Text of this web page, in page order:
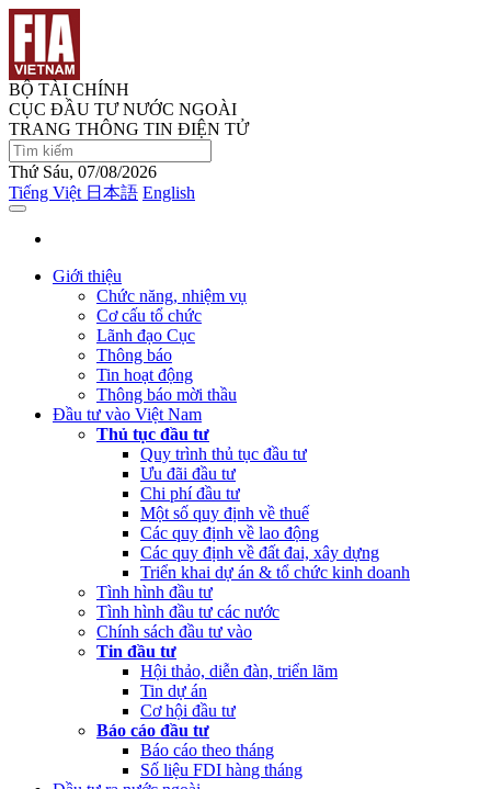
BỘ TÀI CHÍNH
CỤC ĐẦU TƯ NƯỚC NGOÀI
TRANG THÔNG TIN ĐIỆN TỬ
Thứ Sáu, 07/08/2026
Tiếng Việt 日本語 English
Giới thiệu
Chức năng, nhiệm vụ
Cơ cấu tổ chức
Lãnh đạo Cục
Thông báo
Tin hoạt động
Thông báo mời thầu
Đầu tư vào Việt Nam
Thủ tục đầu tư
Quy trình thủ tục đầu tư
Ưu đãi đầu tư
Chi phí đầu tư
Một số quy định về thuế
Các quy định về lao động
Các quy định về đất đai, xây dựng
Triển khai dự án & tổ chức kinh doanh
Tình hình đầu tư
Tình hình đầu tư các nước
Chính sách đầu tư vào
Tin đầu tư
Hội thảo, diễn đàn, triển lãm
Tin dự án
Cơ hội đầu tư
Báo cáo đầu tư
Báo cáo theo tháng
Số liệu FDI hàng tháng